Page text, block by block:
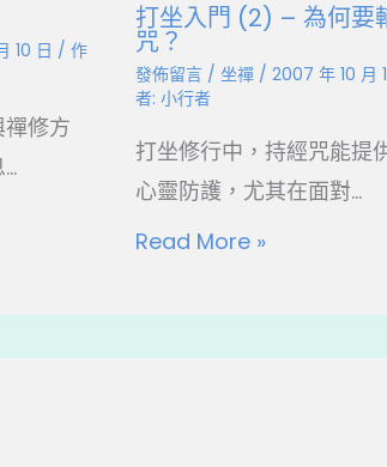
10 日 / 作
修方
打坐入門 (2) – 為何要
咒？
發佈留言 /坐禪 /2007 年 10 月
者:小行者
打坐修行中，持經咒能提
心靈防護，尤其在面對...
Read More »